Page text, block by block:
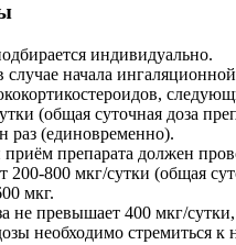
индивидуально.
случае начала
(общая суточная доза
раз (единовременно).
препарата должен
200-800 мкг/сутки (общая
мкг.
не превышает 400 мкг/
необходимо стремиться